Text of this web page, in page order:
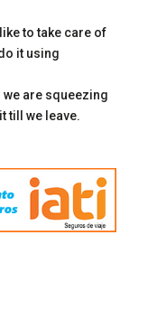
to take care of
it using
are squeezing
till we leave.